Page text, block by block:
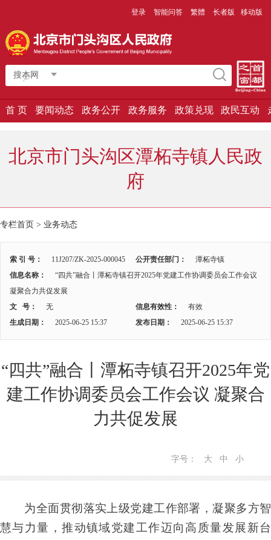
登录 智能问答 繁體 长者版 移动版
搜本网
首 页 要闻动态 政务公开 政务服务 政策兑现 政民互动
北京市门头沟区潭柘寺镇人民政
府
专栏首页 > 业务动态
索 引 号： 11J207/ZK-2025-000045 公开责任部门：
潭柘寺镇
信息名称：
“四共”融合丨潭柘寺镇召开2025年党建工作协调委员会工作会议
凝聚合力共促发展
文 号：
无 信息有效性：
有效
生成日期：
2025-06-25 15:37 发布日期： 2025-06-25 15:37
“四共”融合丨潭柘寺镇召开2025年党
建工作协调委员会工作会议 凝聚合
力共促发展
字号： 大 中 小
为全面贯彻落实上级党建工作部署，凝聚多方智
慧与力量，推动镇域党建工作迈向高质量发展新台